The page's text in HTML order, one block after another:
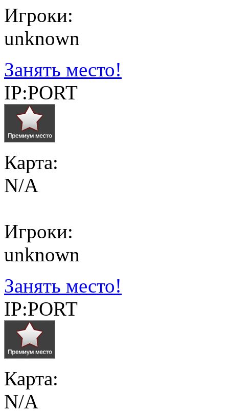
Игроки:
unknown
Занять место!
IP:PORT
Карта:
N/A
Игроки:
unknown
Занять место!
IP:PORT
Карта:
N/A